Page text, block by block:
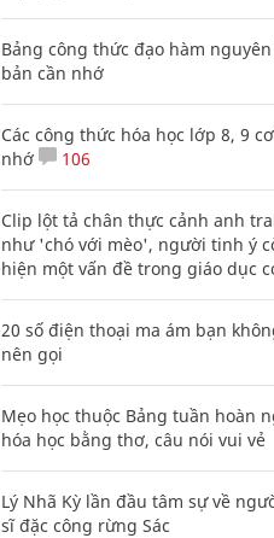
Bảng công thức đạo hàm
bản cần nhớ
Các công thức hóa học lớp 8, 9
nhớ
106
Clip lột tả chân thực cảnh anh
như 'chó với mèo', người tinh ý
hiện một vấn đề trong giáo dục
20 số điện thoại ma ám bạn
nên gọi
Mẹo học thuộc Bảng tuần hoàn
hóa học bằng thơ, câu nói vui vẻ
Lý Nhã Kỳ lần đầu tâm sự về
sĩ đặc công rừng Sác